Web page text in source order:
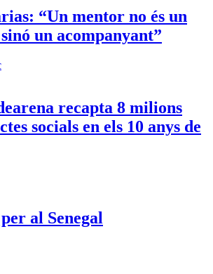
“Un mentor no és un
un acompanyant”
recapta 8 milions
socials en els 10 anys de
al Senegal